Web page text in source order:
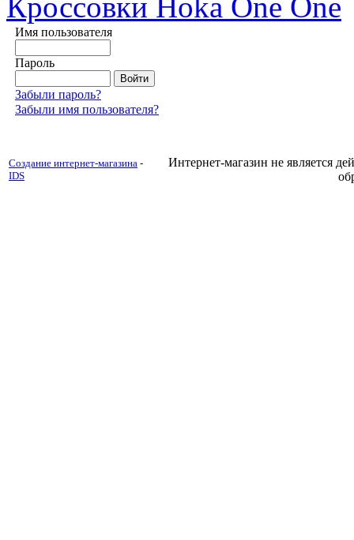
Кроссовки Hoka One One
Имя пользователя
Пароль
Забыли пароль?
Забыли имя пользователя?
Создание интернет-магазина -
IDS
Интернет-магазин не является